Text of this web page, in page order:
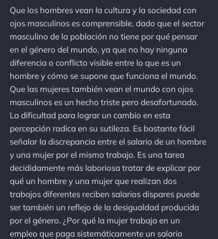
Que los hombres vean la cultura y la sociedad con
ojos masculinos es comprensible, dado que el sector
masculino de la población no tiene por qué pensar
en el género del mundo, ya que no hay ninguna
diferencia o conflicto visible entre lo que es un
hombre y cómo se supone que funciona el mundo.
Que las mujeres también vean el mundo con ojos
masculinos es un hecho triste pero desafortunado.
La dificultad para lograr un cambio en esta
percepción radica en su sutileza. Es bastante fácil
señalar la discrepancia entre el salario de un hombre
y una mujer por el mismo trabajo. Es una tarea
decididamente más laboriosa tratar de explicar por
qué un hombre y una mujer que realizan dos
trabajos diferentes reciben salarios dispares puede
ser también un reflejo de la desigualdad producida
por el género. ¿Por qué la mujer trabaja en un
empleo que paga sistemáticamente un salario